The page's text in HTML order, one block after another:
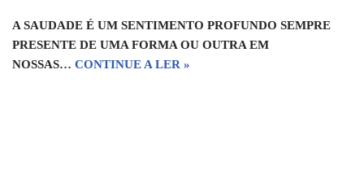
A SAUDADE É UM SENTIMENTO PROFUNDO SEMPRE
PRESENTE DE UMA FORMA OU OUTRA EM
NOSSAS… CONTINUE A LER »